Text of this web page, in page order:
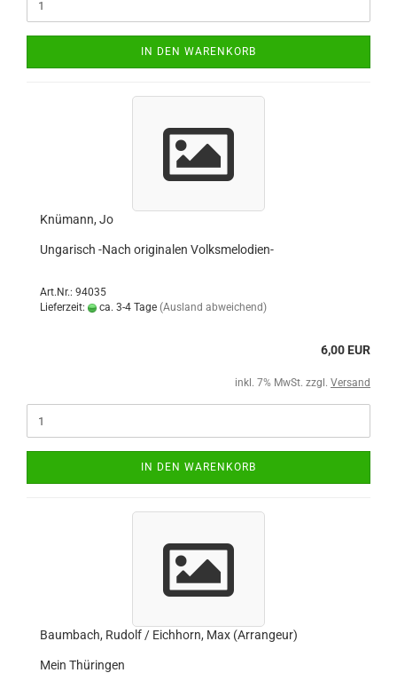
IN DEN WARENKORB
Knümann, Jo
Ungarisch -Nach originalen Volksmelodien-
Art.Nr.: 94035
Lieferzeit:
ca. 3-4 Tage (Ausland abweichend)
6,00 EUR
inkl. 7% MwSt. zzgl. Versand
IN DEN WARENKORB
Baumbach, Rudolf / Eichhorn, Max (Arrangeur)
Mein Thüringen